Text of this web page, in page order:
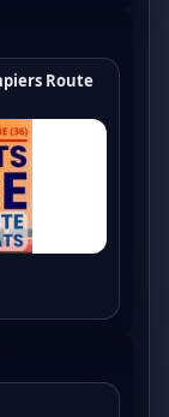
Route